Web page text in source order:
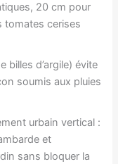
20 cm pour
tomates cerises
billes d’argile) évite
soumis aux pluies
urbain vertical :
et
sans bloquer la